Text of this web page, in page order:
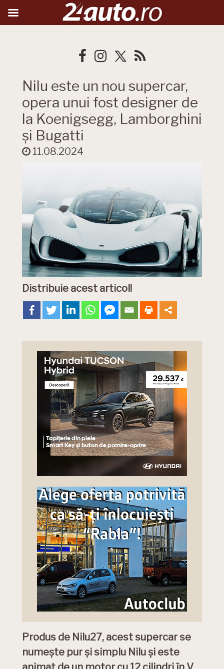
Nilu este un nou supercar,
opera unui fost designer de
la Koenigsegg, Lamborghini
și Bugatti
11.08.2024
Distribuie acest articol!
Produs de Nilu27, acest supercar se
numește pur și simplu Nilu și este